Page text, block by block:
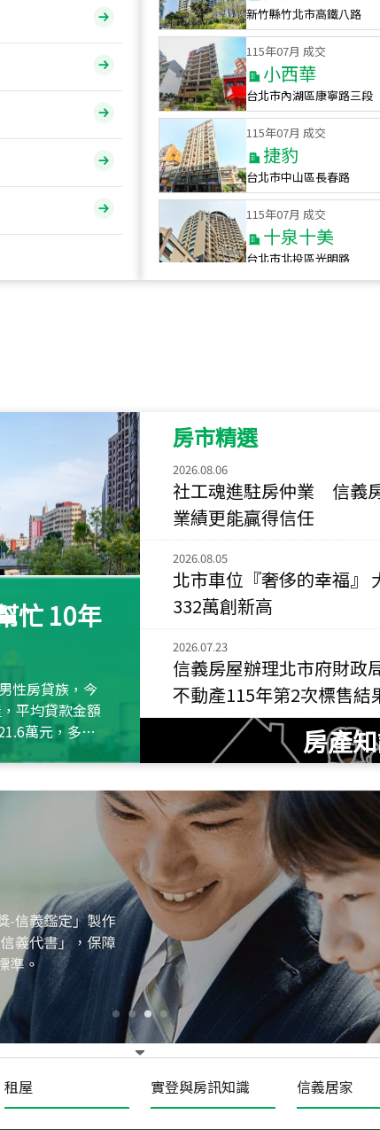
115年07月 成交
小西華
台北市內湖區康寧路三段
115年07月 成交
捷豹
台北市中山區長春路
115年07月 成交
十泉十美
台北市北投區光明路
115
新北市永和區環河西路二
115年07月 成交
央央
115年
小西華
115 年07 月 成交
捷豹
台北市中山區長春路
115年07月 成交
十泉十美
台北市北投區光明路
年 07月 成交
四維天廈
新竹市新竹市四維路
115 月 成交
菁英典藏
新竹市新竹市慈祥路
忙 10年
性房貸族，今
平均貸款金額
萬元，多出
房市精選
2026.08.06
社工魂進駐房仲業 信義
業績更能贏得信任
2026.08.05
北市車位『奢侈的幸福』
332萬創新高
2026.07.23
信義房屋辦理北市府財政
不動產115年第2次標售結
房產
租屋 實登與房訊知識 信義居家